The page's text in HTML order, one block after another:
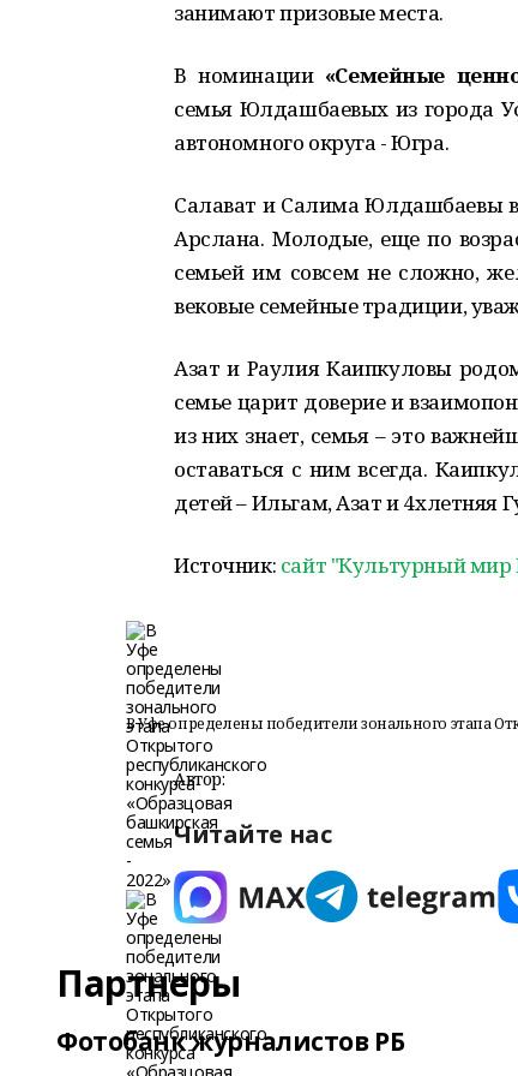
занимают призовые места.
В номинации «Семейные ценн
семья Юлдашбаевых из города
автономного округа - Югра.
Салават и Салима Юлдашбаевы
Арслана. Молодые, еще по
семьей им совсем не сложно,
вековые семейные традиции,
Азат и Раулия Каипкуловы
семье царит доверие и
из них знает, семья – это
оставаться с ним всегда.
детей – Ильгам, Азат и 4хлетняя
Источник: сайт "Культурный
В Уфе определены победители зонального этапа
Автор:
Читайте нас
Партнеры
Фотобанк журналистов РБ